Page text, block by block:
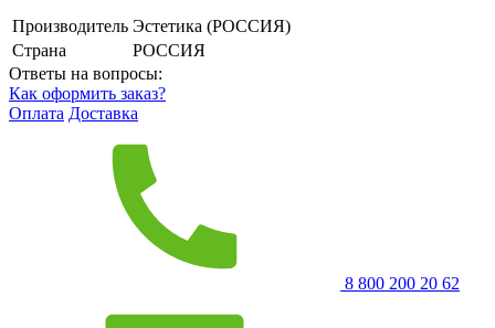
Производитель Эстетика (РОССИЯ)
Страна
РОССИЯ
Ответы на вопросы:
Как оформить заказ?
Оплата Доставка
8 800 200 20 62